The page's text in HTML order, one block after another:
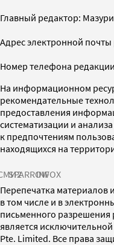
Главный редактор:
Адрес электронной
Номер телефона
На информационном
рекомендательные
предоставления
систематизации и
к предпочтениям
находящихся на
SPARROWINFOX
Перепечатка
в том числе и в
письменного
является
Pte. Limited. Все права